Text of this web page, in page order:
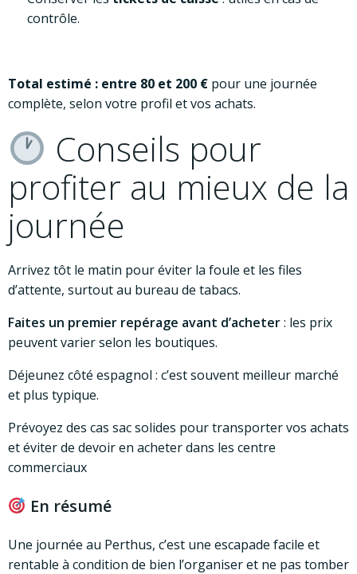
contrôle.
Total estimé : entre 80 et 200 € pour une journée
complète, selon votre profil et vos achats.
Conseils pour
profiter au mieux de la
journée
Arrivez tôt le matin pour éviter la foule et les files
d’attente, surtout au bureau de tabacs.
Faites un premier repérage avant d’acheter: les prix
peuvent varier selon les boutiques.
Déjeunez côté espagnol : c’est souvent meilleur marché
et plus typique.
Prévoyez des cas sac solides pour transporter vos achats
et éviter de devoir en acheter dans les centre
commerciaux
En résumé
Une journée au Perthus, c’est une escapade facile et
rentable à condition de bien l’organiser et ne pas tomber